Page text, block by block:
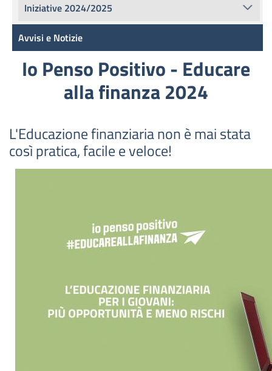
Io Penso Positivo - Educare
alla finanza 2024
L'Educazione finanziaria non è mai stata
così pratica, facile e veloce!
Iniziative 2024/2025
Avvisi e Notizie